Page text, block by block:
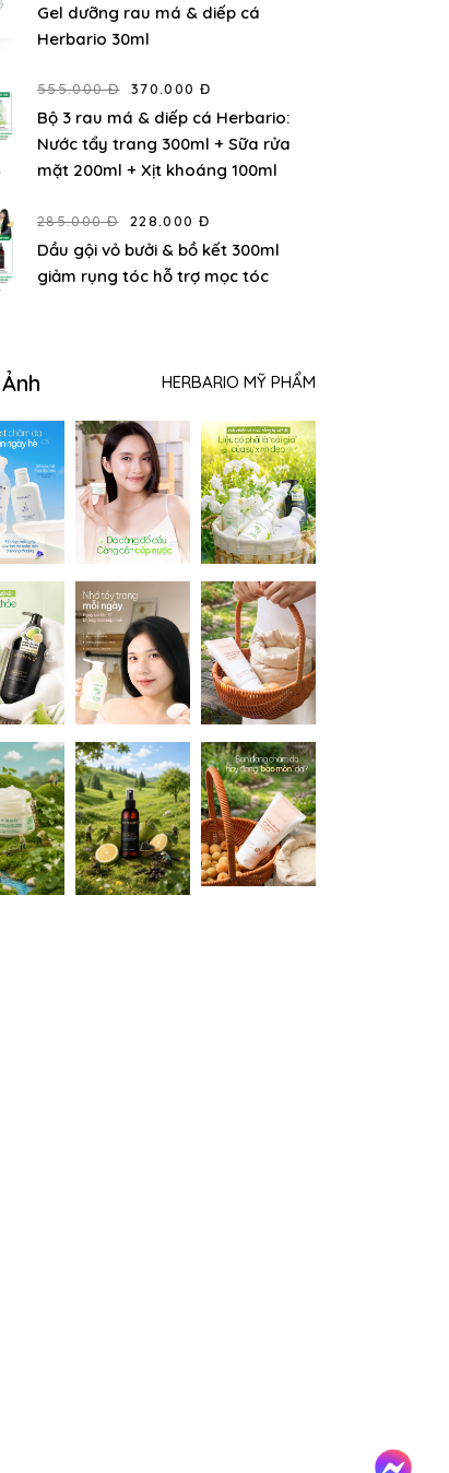
Gel dưỡng rau má & diếp cá
Herbario 30ml
555.000 Đ 370.000 Đ
Bộ 3 rau má & diếp cá Herbario:
Nước tẩy trang 300ml + Sữa rửa
mặt 200ml + Xịt khoáng 100ml
285.000 Đ 228.000 Đ
Dầu gội vỏ bưởi & bồ kết 300ml
giảm rụng tóc hỗ trợ mọc tóc
HERBARIO MỸ PHẨM